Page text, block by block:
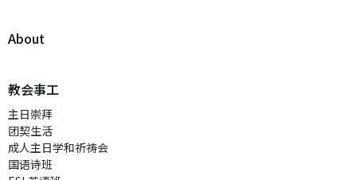
About
教会事工
主日崇拜
团契生活
成人主日学和祈祷会
国语诗班